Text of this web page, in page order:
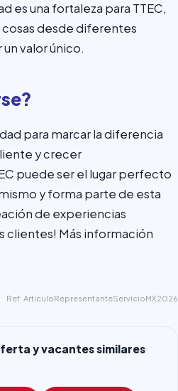
es una fortaleza para TTEC,
desde diferentes
valor único.
para marcar la diferencia
y crecer
puede ser el lugar perfecto
y forma parte de esta
de experiencias
clientes! Más información
Ref: ArticuloRepresentanteServicioMX2026
y vacantes similares